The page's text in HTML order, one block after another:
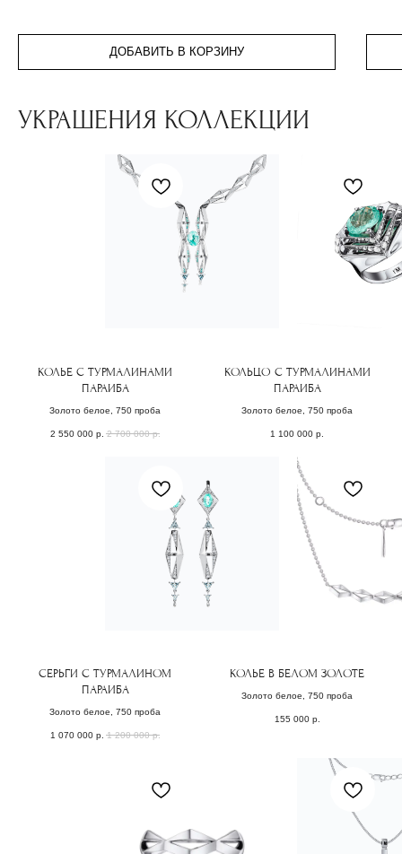
ДОБАВИТЬ В КОРЗИНУ
УКРАШЕНИЯ КОЛЛЕКЦИИ
КОЛЬЕ С ТУРМАЛИНАМИ
ПАРАИБА
Золото белое, 750 проба
2 550 000 р. 2 700 000 р.
КОЛЬЦО С ТУРМАЛИНАМИ
ПАРАИБА
Золото белое, 750 проба
1 100 000 р.
СЕРЬГИ С ТУРМАЛИНОМ
ПАРАИБА
Золото белое, 750 проба
1 070 000 р. 1 200 000 р.
КОЛЬЕ В БЕЛОМ ЗОЛОТЕ
Золото белое, 750 проба
155 000 р.
Заполните форму, и мы свяжемся с Вами,
чтобы назначить онлайн или офлайн встречу.
ПОДБЕРЕМ
УКРАШЕНИЕ
СПЕЦИАЛЬНО
Поможем с подбором украшения из коллекции или
обсудим детали изготовления эксклюзивного